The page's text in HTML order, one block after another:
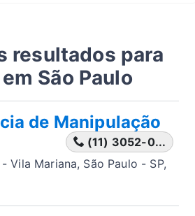
resultados para
São Paulo
de Manipulação
(11) 3052-0...
Vila Mariana, São Paulo - SP,